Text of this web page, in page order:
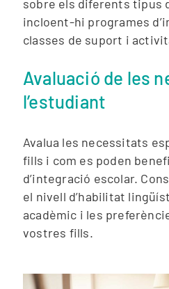
sobre els diferents tipus
incloent-hi programes
classes de suport i
Avaluació de les
l’estudiant
Avalua les necessitats
fills i com es poden
d’integració escolar.
el nivell d’habilitat
acadèmic i les
vostres fills.